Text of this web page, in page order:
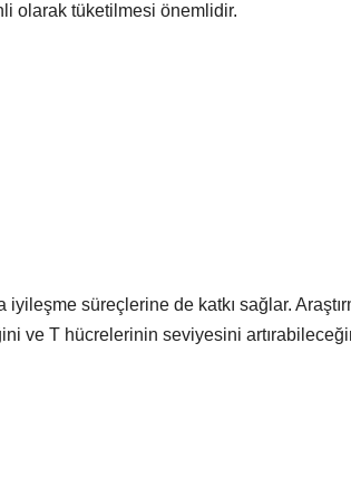
olarak tüketilmesi önemlidir.
süreçlerine de katkı sağlar.
ve T hücrelerinin seviyesini